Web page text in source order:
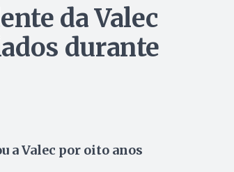
da Valec
durante
a Valec por oito anos